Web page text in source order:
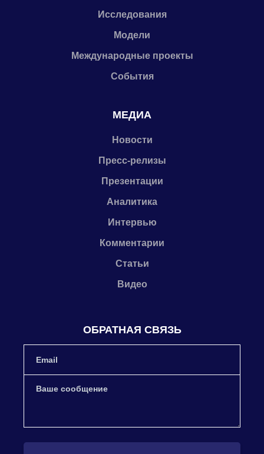
Исследования
Модели
Международные проекты
События
МЕДИА
Новости
Пресс-релизы
Презентации
Аналитика
Интервью
Комментарии
Статьи
Видео
ОБРАТНАЯ СВЯЗЬ